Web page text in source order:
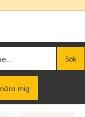
Sök
mig